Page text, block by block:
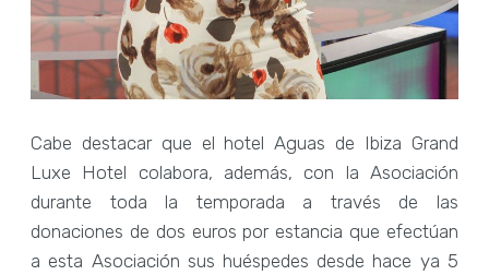
Cabe destacar que el hotel Aguas de Ibiza Grand
Luxe Hotel colabora, además, con la Asociación
durante toda la temporada a través de las
donaciones de dos euros por estancia que efectúan
a esta Asociación sus huéspedes desde hace ya 5